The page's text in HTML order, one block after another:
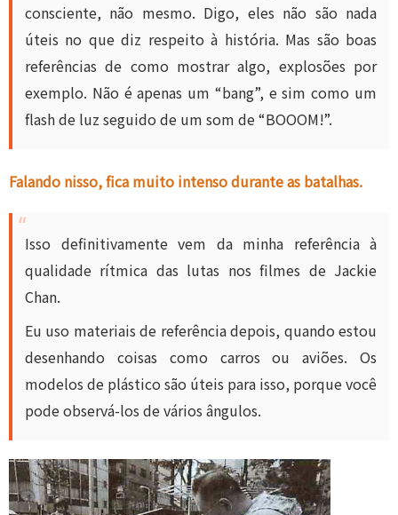
consciente, não mesmo. Digo, eles não são nada
úteis no que diz respeito à história. Mas são boas
referências de como mostrar algo, explosões por
exemplo. Não é apenas um “bang”, e sim como um
flash de luz seguido de um som de “BOOOM!”.
Falando nisso, fica muito intenso durante as batalhas.
Isso definitivamente vem da minha referência à
qualidade rítmica das lutas nos filmes de Jackie
Chan.
Eu uso materiais de referência depois, quando estou
desenhando coisas como carros ou aviões. Os
modelos de plástico são úteis para isso, porque você
pode observá-los de vários ângulos.